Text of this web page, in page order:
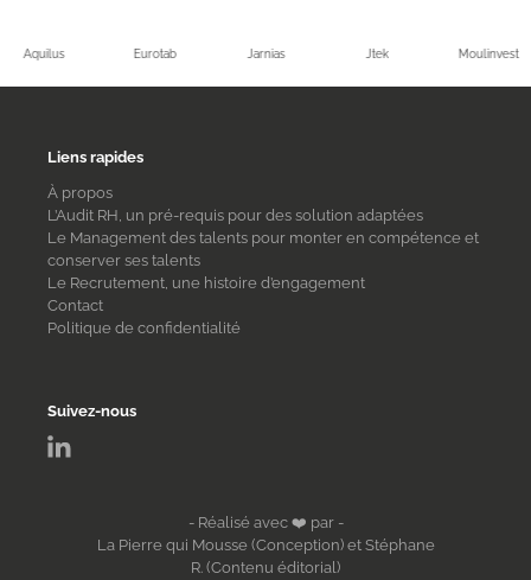
Aquilus Eurotab Jarnias Jtek Moulinvest
Liens rapides
À propos
L’Audit RH, un pré-requis pour des solution adaptées
Le Management des talents pour monter en compétence et
conserver ses talents
Le Recrutement, une histoire d’engagement
Contact
Politique de confidentialité
Suivez-nous
- Réalisé avec ❤️ par -
La Pierre qui Mousse (Conception)et Stéphane
R. (Contenu éditorial)